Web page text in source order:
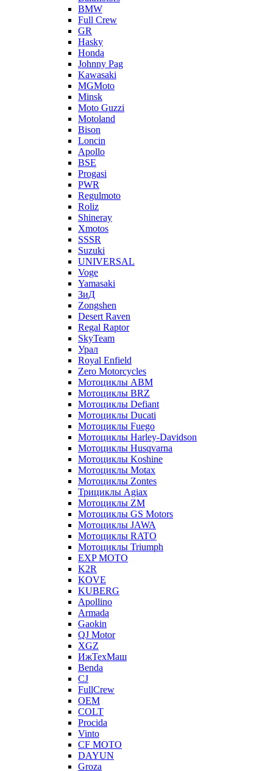
BMW
Full Crew
GR
Hasky
Honda
Johnny Pag
Kawasaki
MGMoto
Minsk
Moto Guzzi
Motoland
Bison
Loncin
Apollo
BSE
Progasi
PWR
Regulmoto
Roliz
Shineray
Xmotos
SSSR
Suzuki
UNIVERSAL
Voge
Yamasaki
ЗиД
Zongshen
Desert Raven
Regal Raptor
SkyTeam
Урал
Royal Enfield
Zero Motorcycles
Мотоциклы ABM
Мотоциклы BRZ
Мотоциклы Defiant
Мотоциклы Ducati
Мотоциклы Fuego
Мотоциклы Harley-Davidson
Мотоциклы Husqvarna
Мотоциклы Koshine
Мотоциклы Motax
Мотоциклы Zontes
Трициклы Agiax
Мотоциклы ZM
Мотоциклы GS Motors
Мотоциклы JAWA
Мотоциклы RATO
Мотоциклы Triumph
EXP MOTO
K2R
KOVE
KUBERG
Apollino
Armada
Gaokin
QJ Motor
XGZ
ИжТехМаш
Benda
CJ
FullCrew
OEM
COLT
Procida
Vinto
CF MOTO
DAYUN
Groza